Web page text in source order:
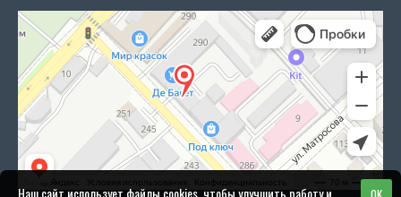
Наш сайт использует файлы cookies, чтобы улучшить работу и